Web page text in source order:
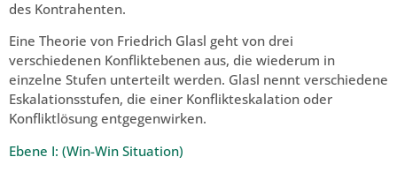
des Kontrahenten.
Eine Theorie von Friedrich Glasl geht von drei
verschiedenen Konfliktebenen aus, die wiederum in
einzelne Stufen unterteilt werden. Glasl nennt verschiedene
Eskalationsstufen, die einer Konflikteskalation oder
Konfliktlösung entgegenwirken.
Ebene I: (Win-Win Situation)